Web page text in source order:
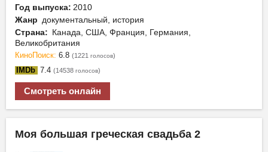
Год выпуска: 2010
Жанр документальный, история
Страна: Канада, США, Франция, Германия,
Великобритания
КиноПоиск: 6.8 (1221 голосов)
IMDb 7.4 (14538 голосов)
Смотреть онлайн
Моя большая греческая свадьба 2